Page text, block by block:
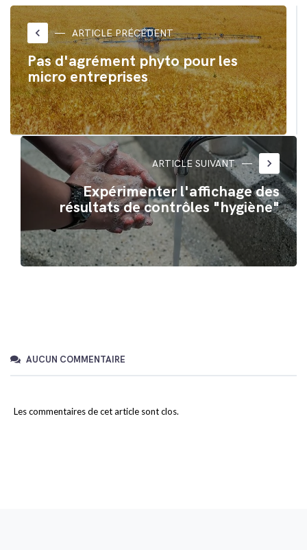
Twitter(ouvre
dans
une
nouvelle
fenêtre)
Facebook(ouvre
dans
une
nouvelle
fenêtre)
keyboard_arrow_left ARTICLE PRÉCÉDENT
Pas d'agrément phyto pour les
micro entreprises
ARTICLE SUIVANT keyboard_arrow_right
Expérimenter l'affichage des
résultats de contrôles "hygiène"
AUCUN COMMENTAIRE
Les commentaires de cet article sont clos.